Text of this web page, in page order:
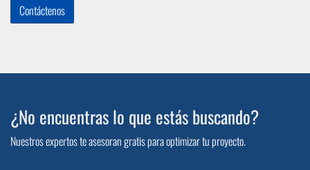
Contáctenos
¿No encuentras lo que estás buscando?
Nuestros expertos te asesoran gratis para optimizar tu proyecto.